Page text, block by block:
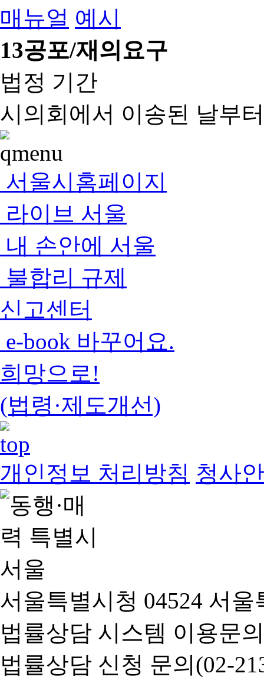
매뉴얼 예시
13공포/재의요구
법정 기간
시의회에서 이송된 날부
서울시홈페이지
라이브 서울
내 손안에 서울
불합리 규제
신고센터
e-book 바꾸어요.
희망으로!
(법령·제도개선)
개인정보 처리방침 청사
서울특별시청 04524 서
법률상담 시스템 이용문
법률상담 신청 문의(02-